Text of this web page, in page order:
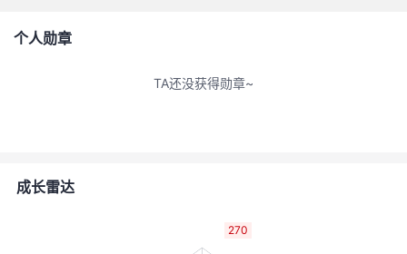
者
个人勋章
TA还没获得勋章~
成长雷达
270